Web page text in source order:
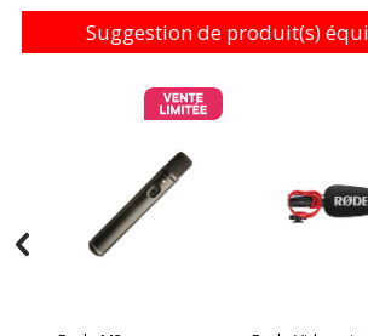
Suggestion de produit(s)